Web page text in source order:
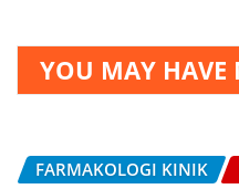
YOU MAY HAVE
FARMAKOLOGI KINIK